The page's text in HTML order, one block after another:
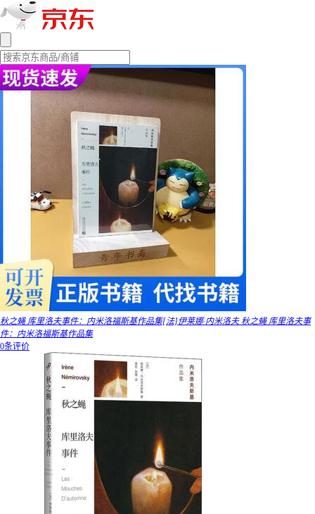
秋之蝇 库里洛夫事件：内米洛福斯基作品集[法]伊莱娜·内米洛夫 秋之蝇 库里洛夫事
件：内米洛福斯基作品集
0条评价